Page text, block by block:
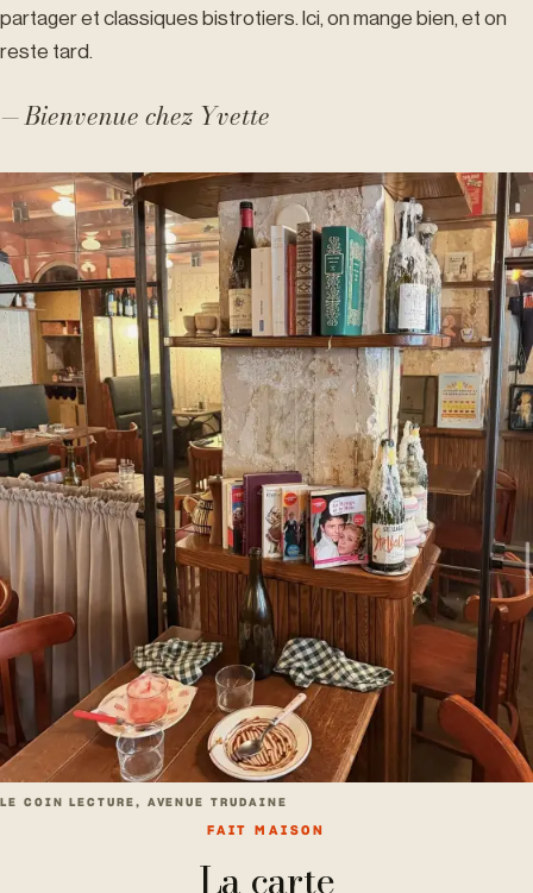
partager et classiques bistrotiers. Ici, on mange bien, et on
reste tard.
— Bienvenue chez Yvette
LE COIN LECTURE, AVENUE TRUDAINE
FAIT MAISON
La carte